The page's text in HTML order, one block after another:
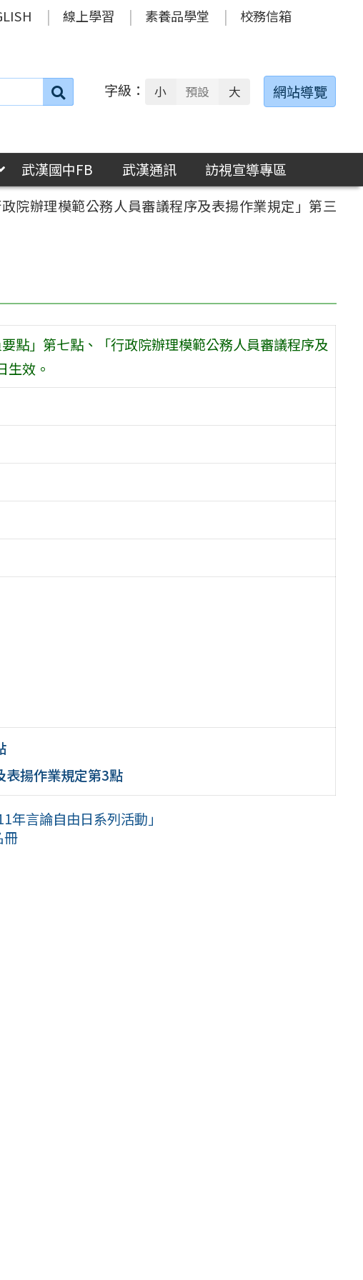
線上學習 素養品學堂 校務信箱
搜
字級： 小 預設 大 網站導覽
武漢國中FB 武漢通訊
訪視宣導專區
院辦理模範公務人員審議程序及表揚作業規定」第三
點」第七點、「行政院辦理模範公務人員審議程序及
生效。
表揚作業規定第3點
年言論自由日系列活動」
冊